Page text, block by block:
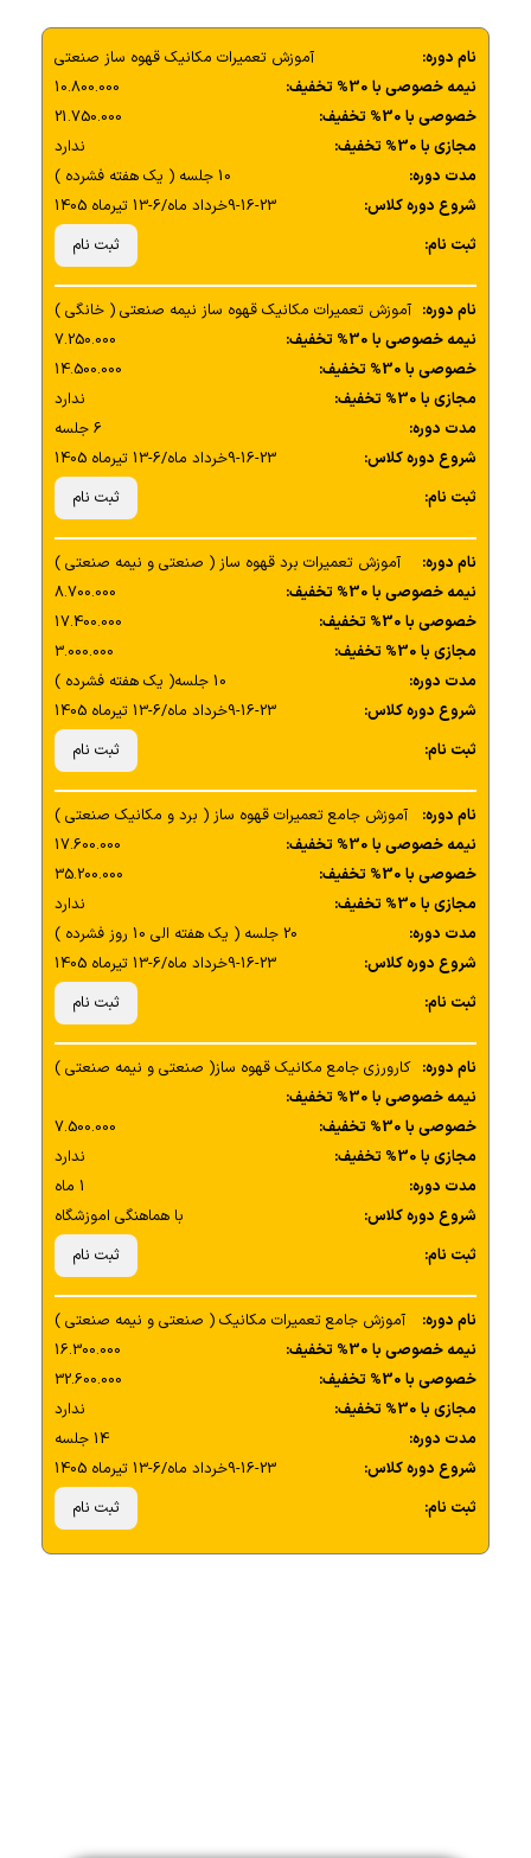
نام دوره:
آموزش تعمیرات مکانیک قهوه ساز صنعتی
نیمه خصوصی با 30% تخفیف:
10.800.000
خصوصی با 30% تخفیف:
21.750.000
مجازی با 30% تخفیف:
ندارد
مدت دوره:
10 جلسه ( یک هفته فشرده )
شروع دوره کلاس:
9-16-23خرداد ماه/6-13 تیرماه 1405
ثبت نام:
ثبت نام
نام دوره: آموزش تعمیرات مکانیک قهوه ساز نیمه صنعتی ( خانگی )
نیمه خصوصی با 30% تخفیف:
7.250.000
خصوصی با 30% تخفیف:
14.500.000
مجازی با 30% تخفیف:
ندارد
مدت دوره:
6 جلسه
شروع دوره کلاس:
9-16-23خرداد ماه/6-13 تیرماه 1405
ثبت نام:
ثبت نام
نام دوره:
آموزش تعمیرات برد قهوه ساز ( صنعتی و نیمه صنعتی )
نیمه خصوصی با 30% تخفیف:
8.700.000
خصوصی با 30% تخفیف:
17.400.000
مجازی با 30% تخفیف:
3.000.000
مدت دوره:
10 جلسه( یک هفته فشرده )
شروع دوره کلاس:
9-16-23خرداد ماه/6-13 تیرماه 1405
ثبت نام:
ثبت نام
نام دوره:
آموزش جامع تعمیرات قهوه ساز ( برد و مکانیک صنعتی )
نیمه خصوصی با 30% تخفیف:
17.600.000
خصوصی با 30% تخفیف:
35.200.000
مجازی با 30% تخفیف:
ندارد
مدت دوره:
20 جلسه ( یک هفته الی 10 روز فشرده )
شروع دوره کلاس:
9-16-23خرداد ماه/6-13 تیرماه 1405
ثبت نام:
ثبت نام
نام دوره: کارورزی جامع مکانیک قهوه ساز( صنعتی و نیمه صنعتی )
نیمه خصوصی با 30% تخفیف:
خصوصی با 30% تخفیف:
7.500.000
مجازی با 30% تخفیف:
ندارد
مدت دوره:
1 ماه
شروع دوره کلاس:
با هماهنگی اموزشگاه
ثبت نام:
ثبت نام
نام دوره:
آموزش جامع تعمیرات مکانیک ( صنعتی و نیمه صنعتی )
نیمه خصوصی با 30% تخفیف:
16.300.000
خصوصی با 30% تخفیف:
32.600.000
مجازی با 30% تخفیف:
ندارد
مدت دوره:
14 جلسه
شروع دوره کلاس:
9-16-23خرداد ماه/6-13 تیرماه 1405
ثبت نام:
ثبت نام